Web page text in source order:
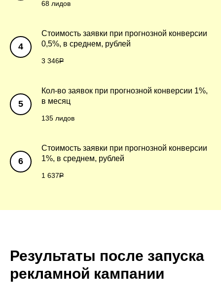
68 лидов
Стоимость заявки при прогнозной конверсии
0,5%, в среднем, рублей
3 346Р
Кол-во заявок при прогнозной конверсии 1%,
в месяц
135 лидов
Стоимость заявки при прогнозной конверсии
1%, в среднем, рублей
1 637Р
Результаты после запуска
рекламной кампании